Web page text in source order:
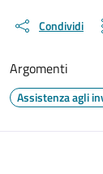
Condividi
Argomenti
Assistenza agli